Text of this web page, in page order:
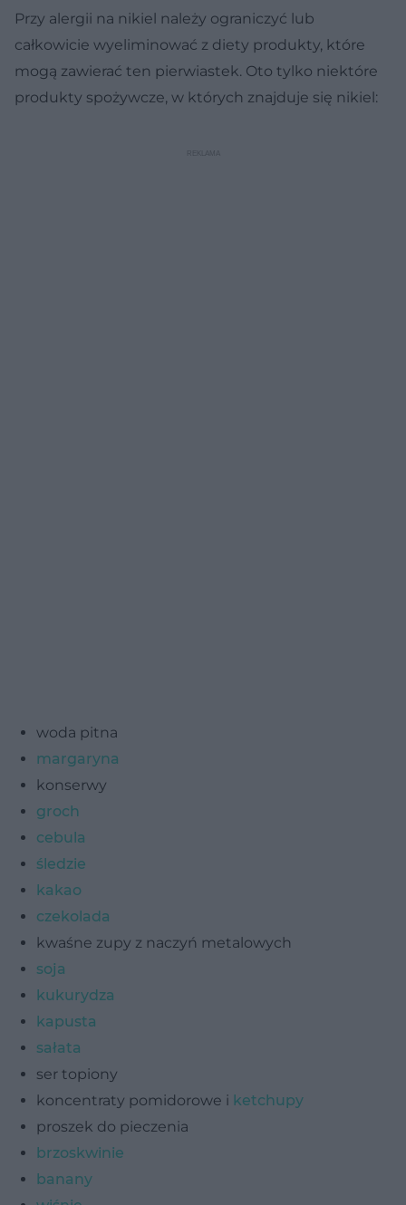
Przy alergii na nikiel należy ograniczyć lub
całkowicie wyeliminować z diety produkty, które
mogą zawierać ten pierwiastek. Oto tylko niektóre
produkty spożywcze, w których znajduje się nikiel:
woda pitna
margaryna
konserwy
groch
cebula
śledzie
kakao
czekolada
kwaśne zupy z naczyń metalowych
soja
kukurydza
kapusta
sałata
ser topiony
koncentraty pomidorowe i ketchupy
proszek do pieczenia
brzoskwinie
banany